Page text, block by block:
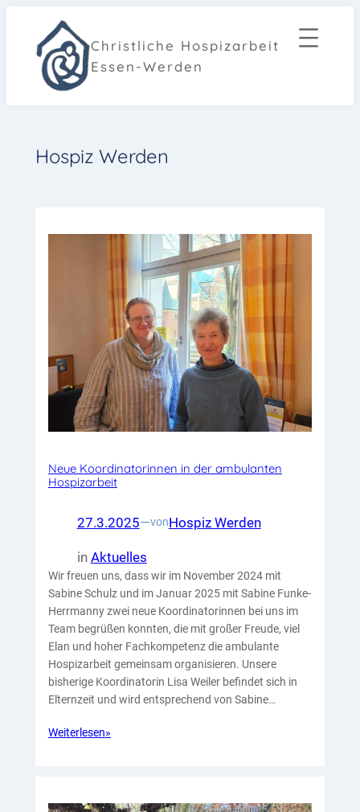
springen
Christliche Hospizarbeit
Essen-Werden
Hospiz Werden
Neue Koordinatorinnen in der ambulanten
Hospizarbeit
27.3.2025—vonHospiz Werden
in Aktuelles
Wir freuen uns, dass wir im November 2024 mit
Sabine Schulz und im Januar 2025 mit Sabine Funke-
Herrmanny zwei neue Koordinatorinnen bei uns im
Team begrüßen konnten, die mit großer Freude, viel
Elan und hoher Fachkompetenz die ambulante
Hospizarbeit gemeinsam organisieren. Unsere
bisherige Koordinatorin Lisa Weiler befindet sich in
Elternzeit und wird entsprechend von Sabine…
Weiterlesen»